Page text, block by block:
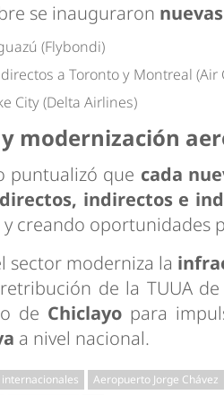
se inauguraron
(Flybondi)
a Toronto y Montreal (Air
City (Delta Airlines)
y modernización
puntualizó que cada
indirectos e
creando oportunidades
sector moderniza la
de la TUUA
de Chiclayopara
a nivel nacional.
Aeropuerto Jorge Chávez